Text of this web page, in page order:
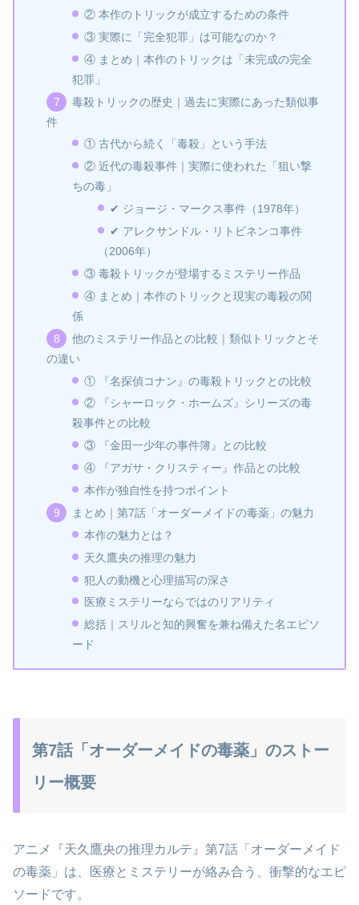
② 本作のトリックが成立するための条件
③ 実際に「完全犯罪」は可能なのか？
④ まとめ｜本作のトリックは「未完成の完全
犯罪」
毒殺トリックの歴史｜過去に実際にあった類似事
件
① 古代から続く「毒殺」という手法
② 近代の毒殺事件｜実際に使われた「狙い撃
ちの毒」
✔ ジョージ・マークス事件（1978年）
✔ アレクサンドル・リトビネンコ事件
（2006年）
③ 毒殺トリックが登場するミステリー作品
④ まとめ｜本作のトリックと現実の毒殺の関
係
他のミステリー作品との比較｜類似トリックとそ
の違い
① 『名探偵コナン』の毒殺トリックとの比較
② 『シャーロック・ホームズ』シリーズの毒
殺事件との比較
③ 『金田一少年の事件簿』との比較
④ 『アガサ・クリスティー』作品との比較
本作が独自性を持つポイント
まとめ｜第7話「オーダーメイドの毒薬」の魅力
本作の魅力とは？
天久鷹央の推理の魅力
犯人の動機と心理描写の深さ
医療ミステリーならではのリアリティ
総括｜スリルと知的興奮を兼ね備えた名エピソ
ード
第7話「オーダーメイドの毒薬」のストー
リー概要
アニメ『天久鷹央の推理カルテ』第7話「オーダーメイド
の毒薬」は、医療とミステリーが絡み合う、衝撃的なエピ
ソードです。